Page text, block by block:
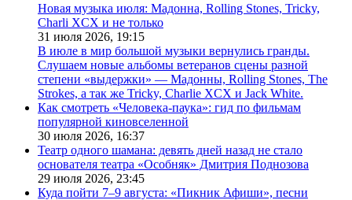
Новая музыка июля: Мадонна, Rolling Stones, Tricky,
Charli XCX и не только
31 июля 2026, 19:15
В июле в мир большой музыки вернулись гранды.
Слушаем новые альбомы ветеранов сцены разной
степени «выдержки» — Мадонны, Rolling Stones, The
Strokes, а так же Tricky, Charlie XCX и Jack White.
Как смотреть «Человека-паука»: гид по фильмам
популярной киновселенной
30 июля 2026, 16:37
Театр одного шамана: девять дней назад не стало
основателя театра «Особняк» Дмитрия Поднозова
29 июля 2026, 23:45
Куда пойти 7–9 августа: «Пикник Афиши», песни